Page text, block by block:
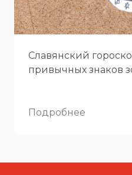
Славянский
привычных знаков
Подробнее